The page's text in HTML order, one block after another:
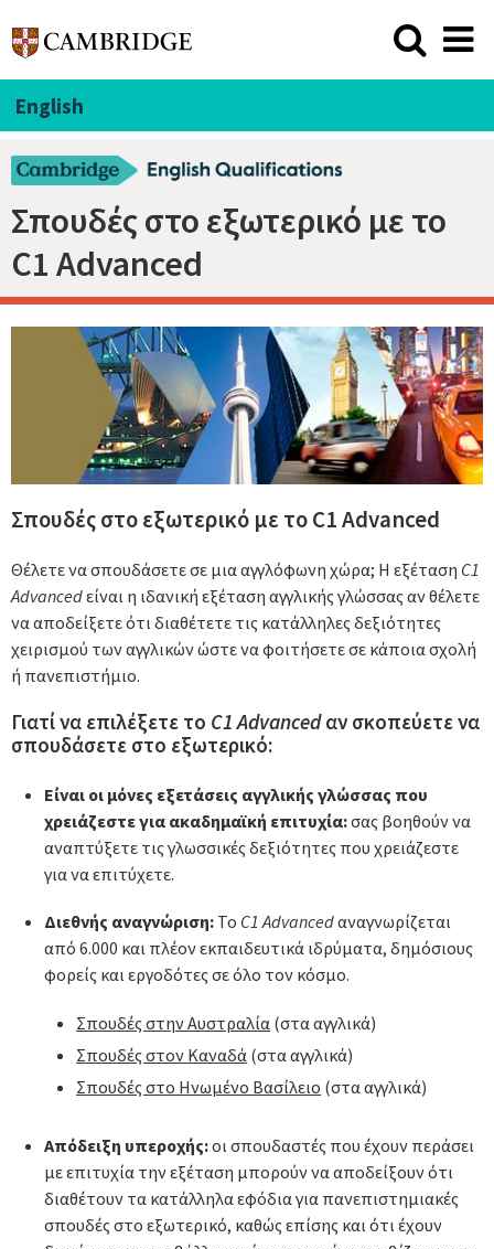
English
Σπουδές στο εξωτερικό με το
C1 Advanced
Σπουδές στο εξωτερικό με το C1 Advanced
Θέλετε να σπουδάσετε σε μια αγγλόφωνη χώρα; H εξέταση C1
Advancedείναι η ιδανική εξέταση αγγλικής γλώσσας αν θέλετε
να αποδείξετε ότι διαθέτετε τις κατάλληλες δεξιότητες
χειρισμού των αγγλικών ώστε να φοιτήσετε σε κάποια σχολή
ή πανεπιστήμιο.
Γιατί να επιλέξετε το C1 Advancedαν σκοπεύετε να
σπουδάσετε στο εξωτερικό:
Είναι οι μόνες εξετάσεις αγγλικής γλώσσας που
χρειάζεστε για ακαδημαϊκή επιτυχία:σας βοηθούν να
αναπτύξετε τις γλωσσικές δεξιότητες που χρειάζεστε
για να επιτύχετε.
Διεθνής αναγνώριση:Το C1 Advancedαναγνωρίζεται
από 6.000 και πλέον εκπαιδευτικά ιδρύματα, δημόσιους
φορείς και εργοδότες σε όλο τον κόσμο.
Σπουδές στην Αυστραλία (στα αγγλικά)
Σπουδές στον Καναδά (στα αγγλικά)
Σπουδές στο Ηνωμένο Βασίλειο (στα αγγλικά)
Απόδειξη υπεροχής:οι σπουδαστές που έχουν περάσει
με επιτυχία την εξέταση μπορούν να αποδείξουν ότι
διαθέτουν τα κατάλληλα εφόδια για πανεπιστημιακές
σπουδές στο εξωτερικό, καθώς επίσης και ότι έχουν